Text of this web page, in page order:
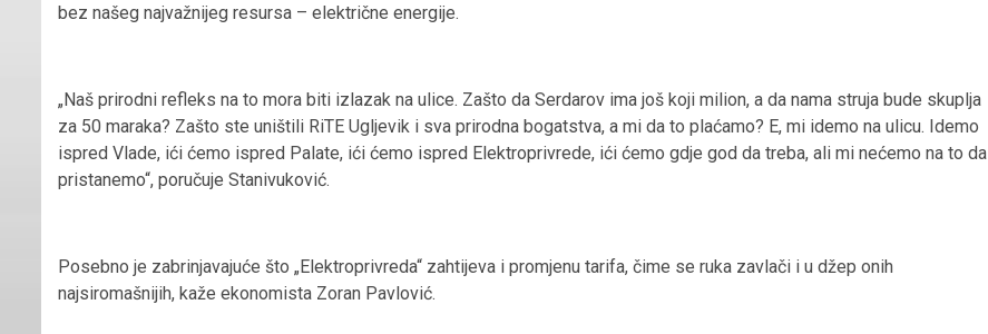
bez našeg najvažnijeg resursa – električne energije.
„Naš prirodni refleks na to mora biti izlazak na ulice. Zašto da Serdarov ima još koji milion, a da nama struja bude skuplja
za 50 maraka? Zašto ste uništili RiTE Ugljevik i sva prirodna bogatstva, a mi da to plaćamo? E, mi idemo na ulicu. Idemo
ispred Vlade, ići ćemo ispred Palate, ići ćemo ispred Elektroprivrede, ići ćemo gdje god da treba, ali mi nećemo na to da
pristanemo“, poručuje Stanivuković.
Posebno je zabrinjavajuće što „Elektroprivreda“ zahtijeva i promjenu tarifa, čime se ruka zavlači i u džep onih
najsiromašnijih, kaže ekonomista Zoran Pavlović.